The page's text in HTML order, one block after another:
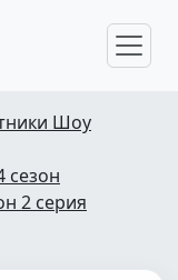
Шоу
2 серия